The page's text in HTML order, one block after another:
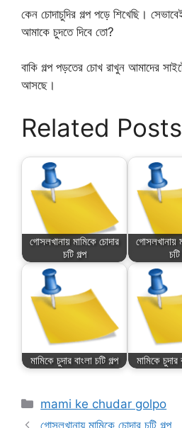
কেন চোদাচুদির গল্প পড়ে শিখেছি।
আমাকে চুদতে দিবে তো?
বাকি গল্প পড়তের চোখ রাখুন আমাদের
আসছে।
Related
গোসলখানায় মামিকে চোদার
চটি গল্প
গোসলখানায়
মামিকে চুদার বাংলা চটি গল্প মামিকে চুদার
Categories
mami ke chudar golpo
গোসলখানায় মামিকে চোদার চটি গল্প